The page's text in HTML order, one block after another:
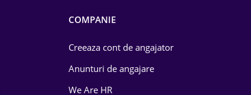
COMPANIE
Creeaza cont de angajator
Anunturi de angajare
We Are HR